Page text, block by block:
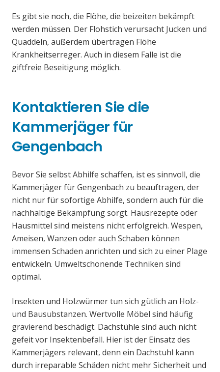
Es gibt sie noch, die Flöhe, die beizeiten bekämpft
werden müssen. Der Flohstich verursacht Jucken und
Quaddeln, außerdem übertragen Flöhe
Krankheitserreger. Auch in diesem Falle ist die
giftfreie Beseitigung möglich.
Kontaktieren Sie die
Kammerjäger für
Gengenbach
Bevor Sie selbst Abhilfe schaffen, ist es sinnvoll, die
Kammerjäger für Gengenbach zu beauftragen, der
nicht nur für sofortige Abhilfe, sondern auch für die
nachhaltige Bekämpfung sorgt. Hausrezepte oder
Hausmittel sind meistens nicht erfolgreich. Wespen,
Ameisen, Wanzen oder auch Schaben können
immensen Schaden anrichten und sich zu einer Plage
entwickeln. Umweltschonende Techniken sind
optimal.
Insekten und Holzwürmer tun sich gütlich an Holz-
und Bausubstanzen. Wertvolle Möbel sind häufig
gravierend beschädigt. Dachstühle sind auch nicht
gefeit vor Insektenbefall. Hier ist der Einsatz des
Kammerjägers relevant, denn ein Dachstuhl kann
durch irreparable Schäden nicht mehr Sicherheit und